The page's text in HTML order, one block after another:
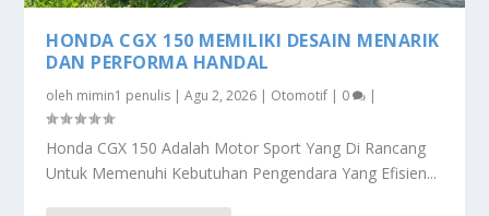
HONDA CGX 150 MEMILIKI DESAIN MENARIK
DAN PERFORMA HANDAL
oleh mimin1 penulis |Agu 2, 2026 | Otomotif | 0 |
Honda CGX 150 Adalah Motor Sport Yang Di Rancang
Untuk Memenuhi Kebutuhan Pengendara Yang Efisien...